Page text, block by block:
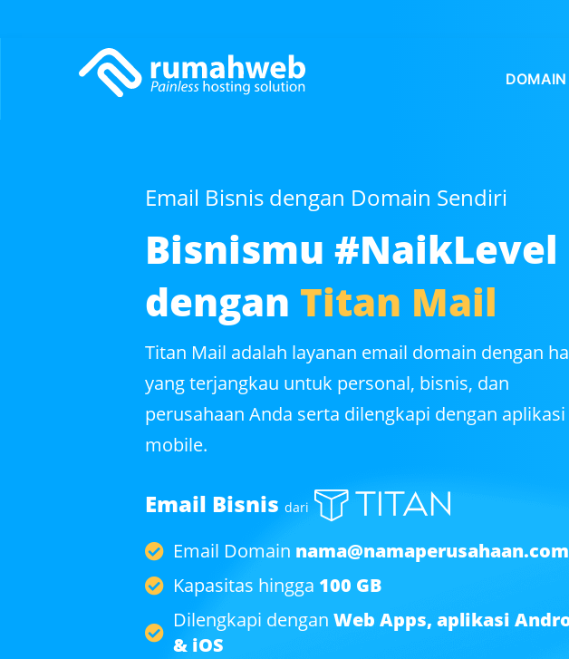
DOMAIN
Email Bisnis dengan Domain Sendiri
Bisnismu #NaikLevel
dengan Titan Mail
Titan Mail adalah layanan email domain dengan
yang terjangkau untuk personal, bisnis, dan
perusahaan Anda serta dilengkapi dengan aplikasi
mobile.
Email Bisnis dari
Email Domain nama@namaperusahaan.com
Kapasitas hingga 100 GB
Dilengkapi denganWeb Apps, aplikasi
& iOS